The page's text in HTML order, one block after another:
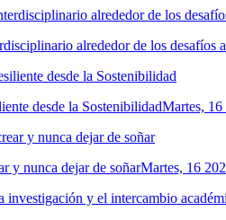
alrededor de los desafíos
desde la SostenibilidadMartes,
y nunca dejar de soñarMartes, 16